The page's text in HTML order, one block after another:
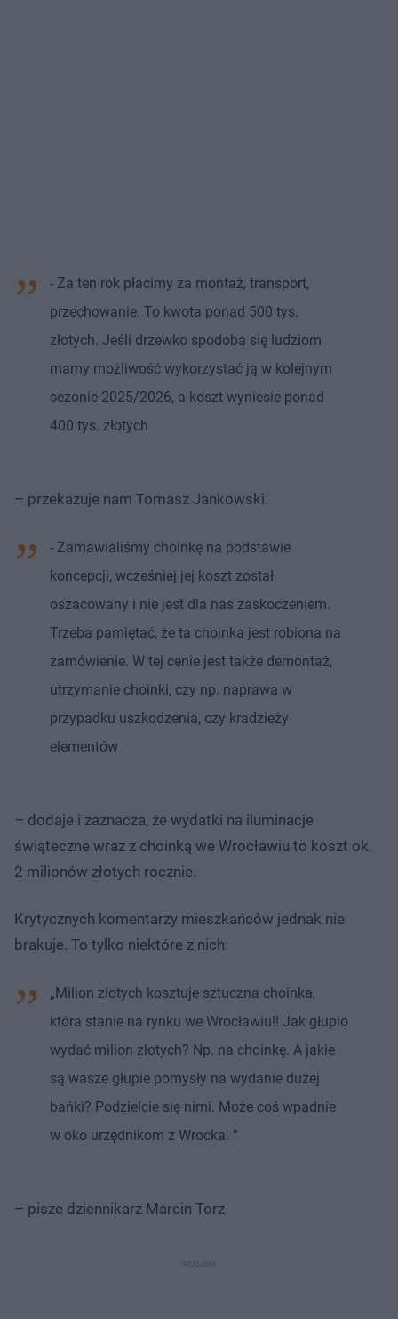
- Za ten rok płacimy za montaż, transport,
przechowanie. To kwota ponad 500 tys.
złotych. Jeśli drzewko spodoba się ludziom
mamy możliwość wykorzystać ją w kolejnym
sezonie 2025/2026, a koszt wyniesie ponad
400 tys. złotych
– przekazuje nam Tomasz Jankowski.
- Zamawialiśmy choinkę na podstawie
koncepcji, wcześniej jej koszt został
oszacowany i nie jest dla nas zaskoczeniem.
Trzeba pamiętać, że ta choinka jest robiona na
zamówienie. W tej cenie jest także demontaż,
utrzymanie choinki, czy np. naprawa w
przypadku uszkodzenia, czy kradzieży
elementów
– dodaje i zaznacza, że wydatki na iluminacje
świąteczne wraz z choinką we Wrocławiu to koszt ok.
2 milionów złotych rocznie.
Krytycznych komentarzy mieszkańców jednak nie
brakuje. To tylko niektóre z nich:
„Milion złotych kosztuje sztuczna choinka,
która stanie na rynku we Wrocławiu!! Jak głupio
wydać milion złotych? Np. na choinkę. A jakie
są wasze głupie pomysły na wydanie dużej
bańki? Podzielcie się nimi. Może coś wpadnie
w oko urzędnikom z Wrocka. ”
– pisze dziennikarz Marcin Torz.